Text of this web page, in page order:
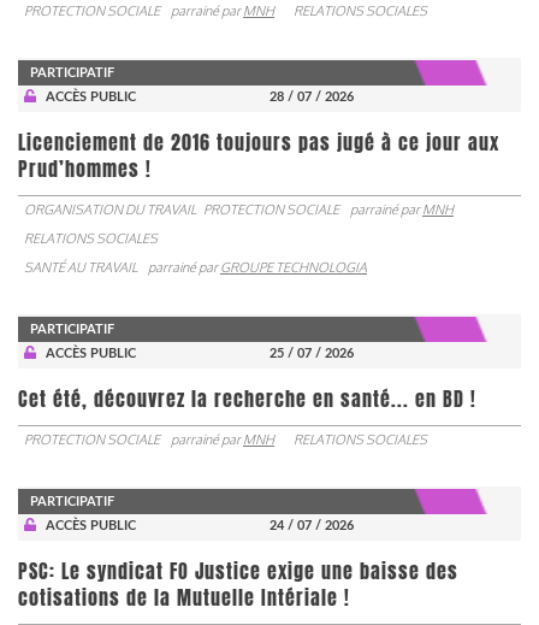
PROTECTION SOCIALE
parrainé parMNH RELATIONS SOCIALES
PARTICIPATIF
ACCÈS PUBLIC
28 / 07 / 2026
Licenciement de 2016 toujours pas jugé à ce jour aux
Prud’hommes !
ORGANISATION DU TRAVAIL PROTECTION SOCIALE parrainé parMNH
RELATIONS SOCIALES
SANTÉ AU TRAVAIL
parrainé parGROUPE TECHNOLOGIA
PARTICIPATIF
ACCÈS PUBLIC
25 / 07 / 2026
Cet été, découvrez la recherche en santé... en BD !
PROTECTION SOCIALE parrainé parMNH RELATIONS SOCIALES
PARTICIPATIF
ACCÈS PUBLIC
24 / 07 / 2026
PSC: Le syndicat FO Justice exige une baisse des
cotisations de la Mutuelle Intériale !